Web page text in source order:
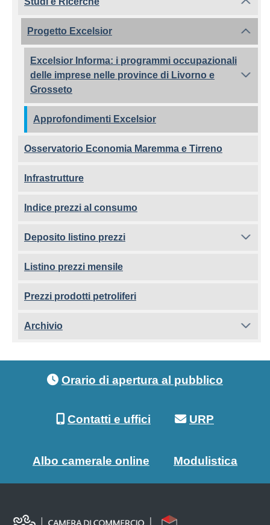
Progetto Excelsior
Excelsior Informa: i programmi occupazionali
delle imprese nelle province di Livorno e
Grosseto
Approfondimenti Excelsior
Osservatorio Economia Maremma e Tirreno
Infrastrutture
Indice prezzi al consumo
Deposito listino prezzi
Listino prezzi mensile
Prezzi prodotti petroliferi
Archivio
Orario di apertura al pubblico
Contatti e uffici URP
Albo camerale online Modulistica